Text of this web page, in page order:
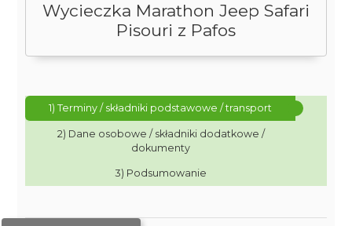
Wycieczka Marathon Jeep Safari
Pisouri z Pafos
1) Terminy / składniki podstawowe / transport
2) Dane osobowe / składniki dodatkowe /
dokumenty
3) Podsumowanie